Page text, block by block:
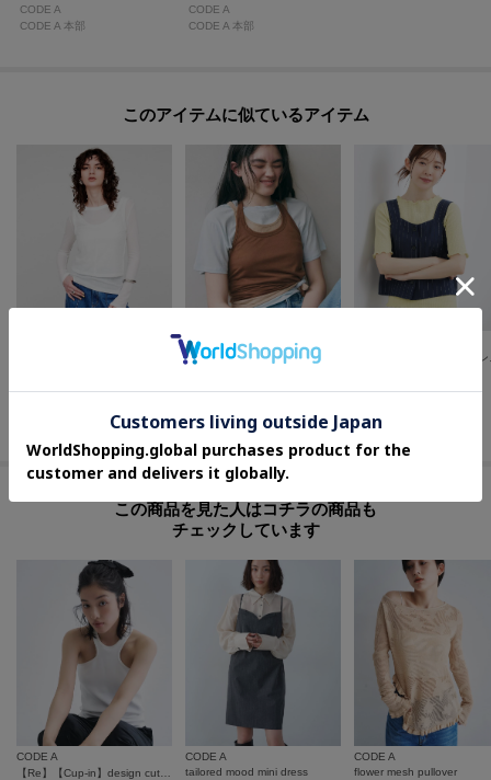
CODE A
CODE A 本部
CODE A
CODE A 本部
このアイテムに似ているアイテム
70%OFF
ALL NEW MART
3ピースレイヤードトップス
ス
44%OFF
さらに5%OFF
この商品を見た人はコチラの商品も
チェックしています
CODE A
CODE A
tailored mood mini dress
CODE A
flower mesh pullover